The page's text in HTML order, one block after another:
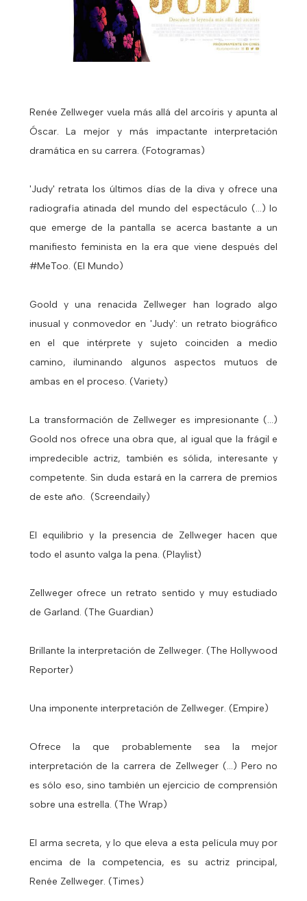
Renée Zellweger vuela más allá del arcoíris y apunta al
Óscar. La mejor y más impactante interpretación
dramática en su carrera. (Fotogramas)
'Judy' retrata los últimos días de la diva y ofrece una
radiografía atinada del mundo del espectáculo (...) lo
que emerge de la pantalla se acerca bastante a un
manifiesto feminista en la era que viene después del
#MeToo. (El Mundo)
Goold y una renacida Zellweger han logrado algo
inusual y conmovedor en 'Judy': un retrato biográfico
en el que intérprete y sujeto coinciden a medio
camino, iluminando algunos aspectos mutuos de
ambas en el proceso. (Variety)
La transformación de Zellweger es impresionante (...)
Goold nos ofrece una obra que, al igual que la frágil e
impredecible actriz, también es sólida, interesante y
competente. Sin duda estará en la carrera de premios
de este año. (Screendaily)
El equilibrio y la presencia de Zellweger hacen que
todo el asunto valga la pena. (Playlist)
Zellweger ofrece un retrato sentido y muy estudiado
de Garland. (The Guardian)
Brillante la interpretación de Zellweger. (The Hollywood
Reporter)
Una imponente interpretación de Zellweger. (Empire)
Ofrece la que probablemente sea la mejor
interpretación de la carrera de Zellweger (...) Pero no
es sólo eso, sino también un ejercicio de comprensión
sobre una estrella. (The Wrap)
El arma secreta, y lo que eleva a esta película muy por
encima de la competencia, es su actriz principal,
Renée Zellweger. (Times)